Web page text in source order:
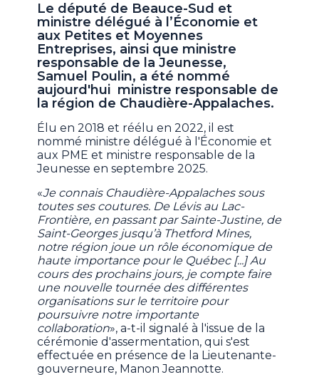
Le député de Beauce-Sud et
ministre délégué à l’Économie et
aux Petites et Moyennes
Entreprises, ainsi que ministre
responsable de la Jeunesse,
Samuel Poulin, a été nommé
aujourd'hui ministre responsable de
la région de Chaudière-Appalaches.
Élu en 2018 et réélu en 2022, il est
nommé ministre délégué à l'Économie et
aux PME et ministre responsable de la
Jeunesse en septembre 2025.
«Je connais Chaudière-Appalaches sous
toutes ses coutures. De Lévis au Lac-
Frontière, en passant par Sainte-Justine, de
Saint-Georges jusqu’à Thetford Mines,
notre région joue un rôle économique de
haute importance pour le Québec [...] Au
cours des prochains jours, je compte faire
une nouvelle tournée des différentes
organisations sur le territoire pour
poursuivre notre importante
collaboration», a-t-il signalé à l'issue de la
cérémonie d'assermentation, qui s'est
effectuée en présence de la Lieutenante-
gouverneure, Manon Jeannotte.